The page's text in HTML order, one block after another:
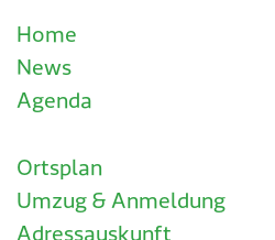
Home
News
Agenda
Ortsplan
Umzug & Anmeldung